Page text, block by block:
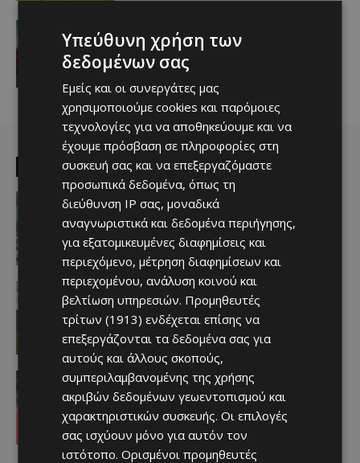
Η Peugeot είναι ο επίσημος
συνεργάτης του Φεστιβάλ
Κινηματογράφου της Βενετίας
08/08/2026
EDITOR PICKS
Απόλλων
Πολύ μεγάλο ενδιαφέρον για ένα
«μαγικό χαρτάκι»
Afentiko - 06/08/2026
Αθλητικά - Επικαιρότητα
Παραμένει ο Ενρίκες – Παίρνει και
Χάιρο
06/08/2026
Απόλλων
Τι ισχύει με Κονομή
Afentiko 06/08/2026
Υπεύθυνη χρήση των
δεδομένων σας
Εμείς και οι συνεργάτες μας
χρησιμοποιούμε cookies και παρόμοιες
τεχνολογίες για να αποθηκεύουμε και να
έχουμε πρόσβαση σε πληροφορίες στη
συσκευή σας και να επεξεργαζόμαστε
προσωπικά δεδομένα, όπως τη
διεύθυνση IP σας, μοναδικά
αναγνωριστικά και δεδομένα περιήγησης,
για εξατομικευμένες διαφημίσεις και
περιεχόμενο, μέτρηση διαφημίσεων και
περιεχομένου, ανάλυση κοινού και
βελτίωση υπηρεσιών. Προμηθευτές
τρίτων (1913) ενδέχεται επίσης να
επεξεργάζονται τα δεδομένα σας για
αυτούς και άλλους σκοπούς,
συμπεριλαμβανομένης της χρήσης
ακριβών δεδομένων γεωεντοπισμού και
χαρακτηριστικών συσκευής. Οι επιλογές
σας ισχύουν μόνο για αυτόν τον
ιστότοπο. Ορισμένοι προμηθευτές